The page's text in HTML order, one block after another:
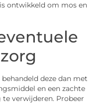
ontwikkeld om mos en
deze dan met
en een zachte
verwijderen. Probeer